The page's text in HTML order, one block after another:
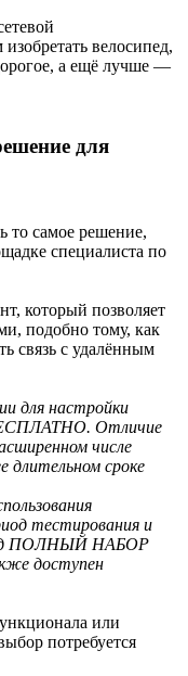
велосипед,
а ещё лучше —
для
то самое решение,
специалиста по
который позволяет
подобно тому, как
связь с удалённым
для настройки
Отличие
числе
длительном сроке
тестирования и
ПОЛНЫЙ НАБОР
доступен
или
потребуется